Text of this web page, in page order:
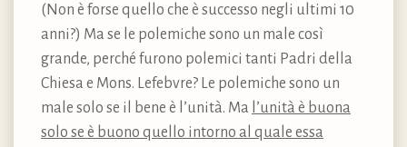
(Non è forse quello che è successo negli ultimi 10
anni?) Ma se le polemiche sono un male così
grande, perché furono polemici tanti Padri della
Chiesa e Mons. Lefebvre? Le polemiche sono un
male solo se il bene è l’unità. Ma l’unità è buona
solo se è buono quello intorno al quale essa